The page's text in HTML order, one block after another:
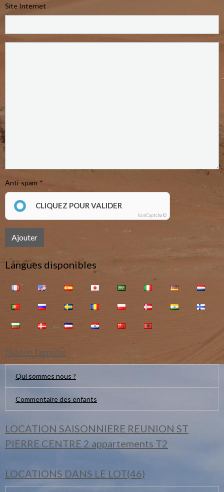
Site Internet
Anti-spam
CLIQUEZ POUR VALIDER
IconCaptcha ©
Ajouter
Langues disponibles
Notre famille
Qui sommes nous ?
Commentaire des enfants
LOCATION SAISONNIERE REUNION ST
PIERRE CENTRE 2 appartements T2
LOCATIONS DANS LE LOT(46)